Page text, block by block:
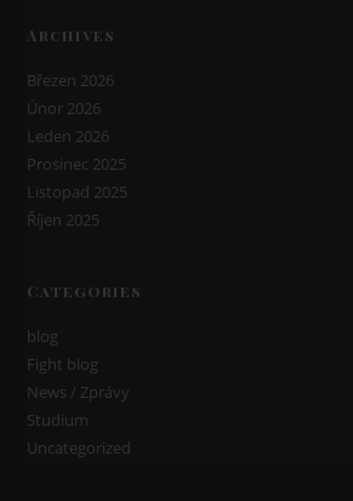
Archives
Březen 2026
Únor 2026
Leden 2026
Prosinec 2025
Listopad 2025
Říjen 2025
Categories
blog
Fight blog
News / Zprávy
Studium
Uncategorized